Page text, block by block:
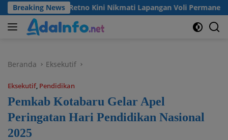
Langsung
ke
konten
Breaking News
Madu Retno Kini Nikmati Lapangan Voli Permanen Berkat
Beranda Eksekutif
Eksekutif, Pendidikan
Pemkab Kotabaru Gelar Apel
Peringatan Hari Pendidikan Nasional
2025